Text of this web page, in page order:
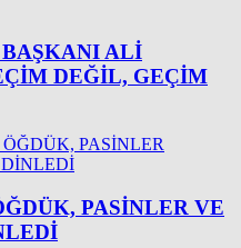
ALI
DEĞIL, GEÇIM
PASİNLER VE